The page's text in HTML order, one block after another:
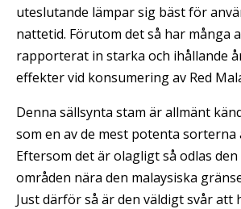
uteslutande lämpar sig bäst för
nattetid. Förutom det så har många
rapporterat in starka och ihållande
effekter vid konsumering av Red
Denna sällsynta stam är allmänt
som en av de mest potenta sorterna
Eftersom det är olagligt så odlas
områden nära den malaysiska
Just därför så är den väldigt svår att